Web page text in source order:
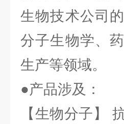
生物技术公司
分子生物学、
生产等领域。
●产品涉及：
【生物分子】